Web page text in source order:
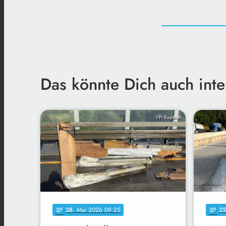
Das könnte Dich auch
VPI Bayreuth
notes 28. Mai 2026 09:25 notes 22